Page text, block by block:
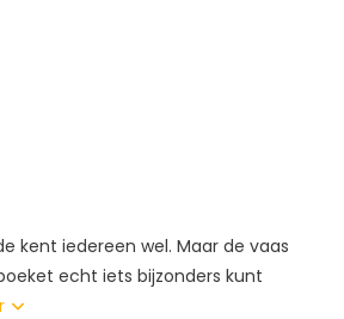
kent iedereen wel. Maar de vaas
echt iets bijzonders kunt